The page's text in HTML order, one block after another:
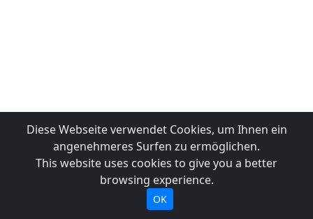
Diese Webseite verwendet Cookies, um Ihnen ein
angenehmeres Surfen zu ermöglichen.
This website uses cookies to give you a better
browsing experience.
OK